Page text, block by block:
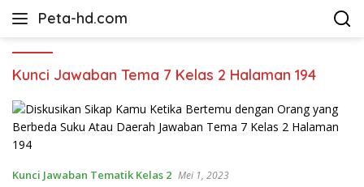
Peta-hd.com
Kumpulan
HD
Kunci Jawaban Tema 7 Kelas 2 Halaman 194
Kunci Jawaban Tematik Kelas 2 Mei 1, 2023